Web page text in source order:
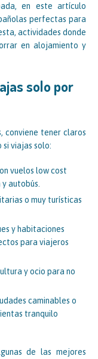
en este artículo
perfectas para
actividades donde
en alojamiento y
solo por
conviene tener claros
viajas solo:
vuelos low cost
autobús.
o muy turísticas
y habitaciones
para viajeros
y ocio para no
caminables o
tranquilo
de las mejores